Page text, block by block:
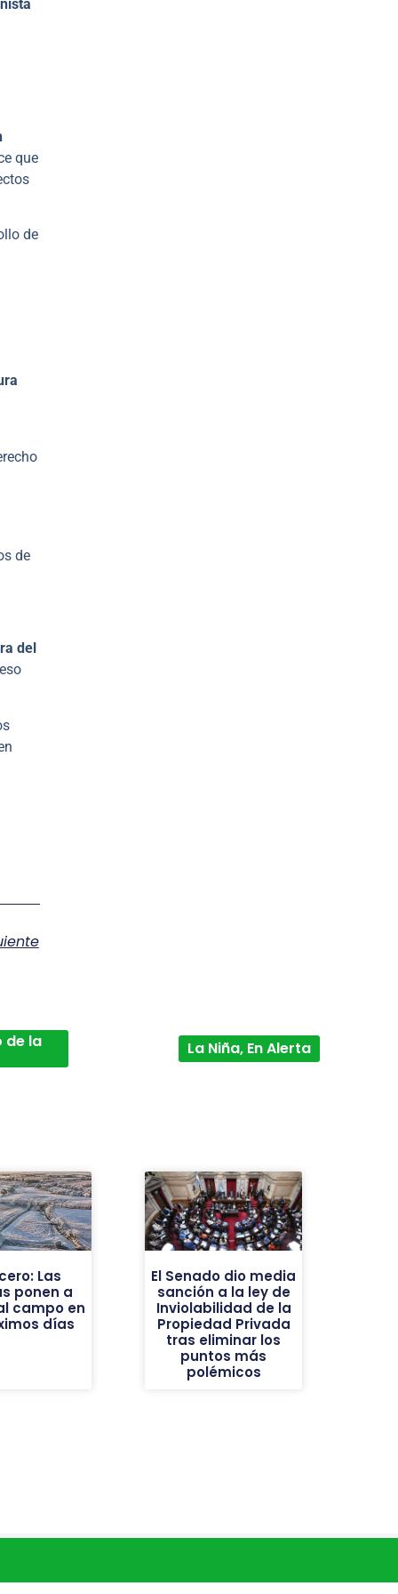
que
de
de
del
de la La Niña, En Alerta
Las
ponen a
campo en
días
El Senado dio media
sanción a la ley de
Inviolabilidad de la
Propiedad Privada
tras eliminar los
puntos más
polémicos